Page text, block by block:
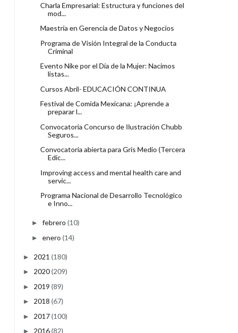
Charla Empresarial: Estructura y funciones del
mod...
Maestría en Gerencia de Datos y Negocios
Programa de Visión Integral de la Conducta
Criminal
Evento Nike por el Día de la Mujer: Nacimos
listas...
Cursos Abril- EDUCACIÓN CONTINUA
Festival de Comida Mexicana: ¡Aprende a
preparar l...
Convocatoria Concurso de Ilustración Chubb
Seguros...
Convocatoria abierta para Gris Medio (Tercera
Edic...
Improving access and mental health care and
servic...
Programa Nacional de Desarrollo Tecnológico
e Inno...
► febrero (10)
► enero (14)
► 2021 (180)
► 2020(209)
► 2019 (89)
► 2018 (67)
► 2017(100)
► 2016(82)